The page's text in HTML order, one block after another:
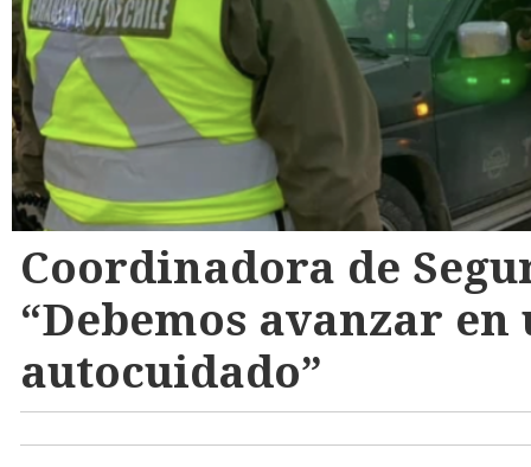
Coordinadora de
“Debemos avanzar
autocuidado”